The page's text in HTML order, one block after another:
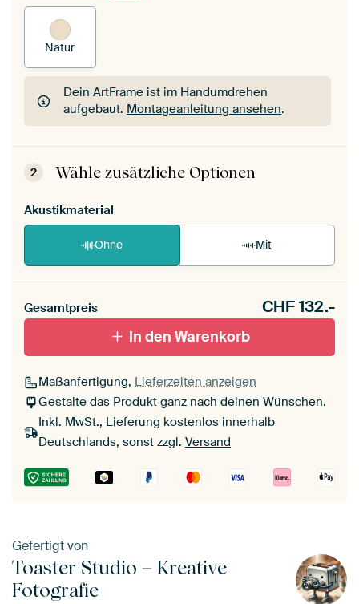
Natur
Dein ArtFrame ist im Handumdrehen
aufgebaut. Montageanleitung ansehen.
Dein ArtFrame ist im Handumdrehen
aufgebaut.Montageanleitung ansehen
2 Wähle zusätzliche Optionen
Akustikmaterial
Ohne Mit
Gesamtpreis CHF132.-
In den Warenkorb
Maßanfertigung, Lieferzeiten anzeigen
Gestalte das Produkt ganz nach deinen Wünschen.
Inkl. MwSt., Lieferung kostenlos innerhalb
Deutschlands, sonst zzgl. Versand
Gefertigt von
Toaster Studio – Kreative
Fotografie